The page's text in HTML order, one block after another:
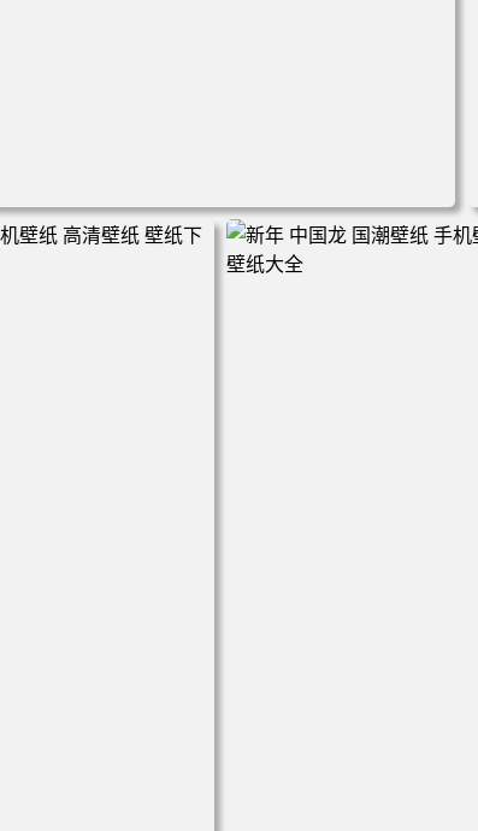
电脑壁纸 美女 卡通 皮卡丘 刀 手机壁纸 高清壁纸 壁纸下载